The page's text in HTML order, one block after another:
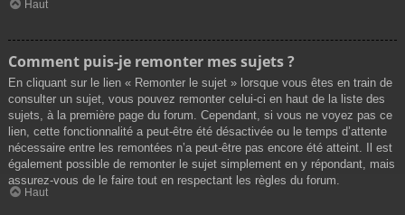
Haut
Comment puis-je remonter mes sujets ?
En cliquant sur le lien « Remonter le sujet » lorsque vous êtes en train de
consulter un sujet, vous pouvez remonter celui-ci en haut de la liste des
sujets, à la première page du forum. Cependant, si vous ne voyez pas ce
lien, cette fonctionnalité a peut-être été désactivée ou le temps d’attente
nécessaire entre les remontées n’a peut-être pas encore été atteint. Il est
également possible de remonter le sujet simplement en y répondant, mais
assurez-vous de le faire tout en respectant les règles du forum.
Haut